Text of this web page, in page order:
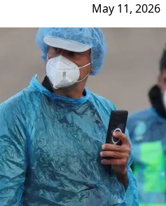
May 11, 2026